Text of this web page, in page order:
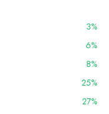
3%
6%
8%
25%
27%